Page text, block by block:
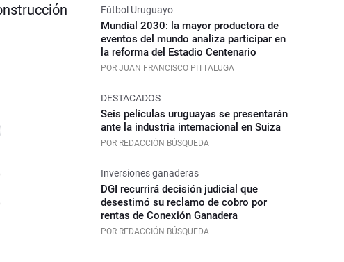
Fútbol Uruguayo
Mundial 2030: la mayor productora de
eventos del mundo analiza participar en
la reforma del Estadio Centenario
POR JUAN FRANCISCO PITTALUGA
DESTACADOS
Seis películas uruguayas se presentarán
ante la industria internacional en Suiza
POR REDACCIÓN BÚSQUEDA
Inversiones ganaderas
DGI recurrirá decisión judicial que
desestimó su reclamo de cobro por
rentas de Conexión Ganadera
POR REDACCIÓN BÚSQUEDA